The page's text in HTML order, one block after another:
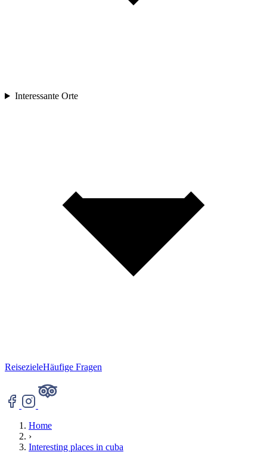
Interessante Orte
ReisezieleHäufige Fragen
Home
›
Interesting places in cuba